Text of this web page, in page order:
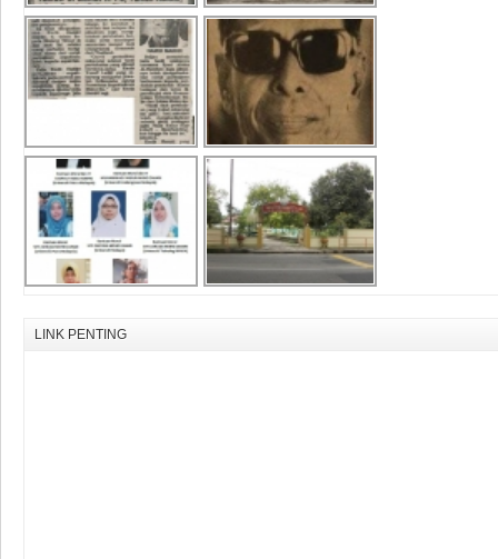
LINK PENTING